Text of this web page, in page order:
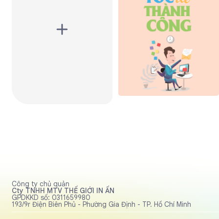
Công ty chủ quản
Cty TNHH MTV THẾ GIỚI IN ẤN
GPDKKD số: 0311659980
193/9r Điện Biên Phủ - Phường Gia Định - TP. Hồ Chí Minh